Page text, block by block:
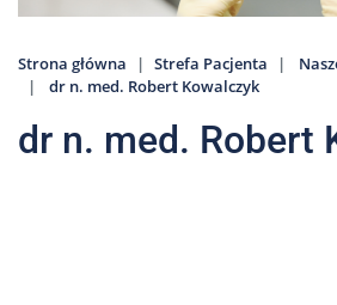
Pacjenta
O
nas
Marki
AHP
Strona główna Strefa Pacjenta
dr n. med. Robert Kowalczyk
dr n. med. Robert